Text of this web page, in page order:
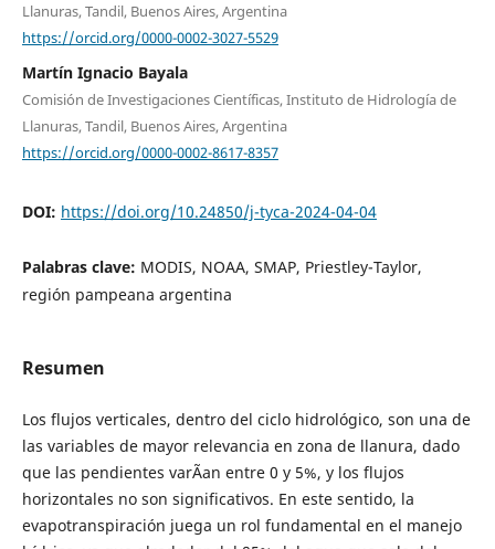
Llanuras, Tandil, Buenos Aires, Argentina
https://orcid.org/0000-0002-3027-5529
Martín Ignacio Bayala
Comisión de Investigaciones Científicas, Instituto de Hidrología de
Llanuras, Tandil, Buenos Aires, Argentina
https://orcid.org/0000-0002-8617-8357
DOI: https://doi.org/10.24850/j-tyca-2024-04-04
Palabras clave: MODIS, NOAA, SMAP, Priestley-Taylor,
región pampeana argentina
Resumen
Los flujos verticales, dentro del ciclo hidrológico, son una de
las variables de mayor relevancia en zona de llanura, dado
que las pendientes varÃ­an entre 0 y 5%, y los flujos
horizontales no son significativos. En este sentido, la
evapotranspiración juega un rol fundamental en el manejo